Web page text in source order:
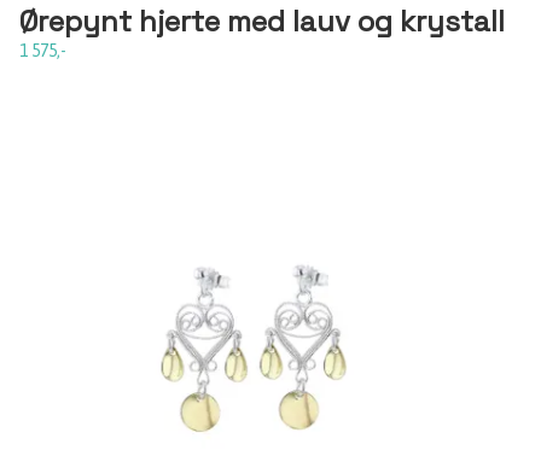
Ørepynt hjerte med lauv og krystall
1 575,-